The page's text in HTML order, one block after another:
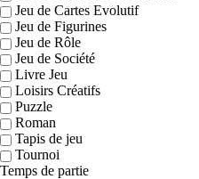
Jeu de Cartes Evolutif
Jeu de Figurines
Jeu de Rôle
Jeu de Société
Livre Jeu
Loisirs Créatifs
Puzzle
Roman
Tapis de jeu
Tournoi
Temps de partie